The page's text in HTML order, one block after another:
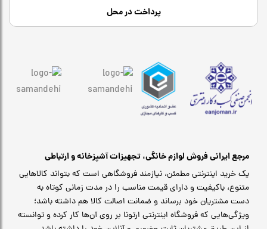
پرداخت در محل
مرجع ایرانی فروش لوازم خانگی، تجهیزات آشپزخانه و ارتباطی
یک خرید اینترنتی مطمئن، نیازمند فروشگاهی است که بتواند کالاهایی
متنوع، باکیفیت و دارای قیمت مناسب را در مدت زمانی کوتاه به
دست مشتریان خود برساند و ضمانت اصالت کالا هم داشته باشد؛
ویژگی‌هایی که فروشگاه اینترنتی ارتونا بر روی آن‌ها کار کرده و توانسته